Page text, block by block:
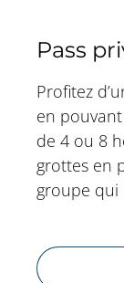
Pass
Profitez
en
de 4 ou 8
grottes en
groupe qui